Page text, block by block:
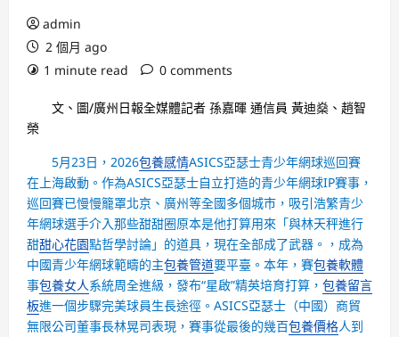
admin
2 個月 ago
1 minute read
0 comments
文、圖/廣州日報全媒體記者 孫嘉暉 通信員 黃迪燊、趙智
榮
5月23日，2026包養感情ASICS亞瑟士青少年網球巡回賽
在上海啟動。作為ASICS亞瑟士自立打造的青少年網球IP賽事，
巡回賽已慢慢籠罩北京、廣州等全國多個城市，吸引浩繁青少
年網球選手介入那些甜甜圈原本是他打算用來「與林天秤進行
甜甜心花園點哲學討論」的道具，現在全部成了武器。，成為
中國青少年網球範疇的主包養管道要平臺。本年，賽包養軟體
事包養女人系統周全進級，發布“星啟”精英培育打算， 包養留言
板進一個步驟完美球員生長途徑。ASICS亞瑟士（中國）商貿
無限公司董事長林晃司表現，賽事從最後的幾百包養價格人到